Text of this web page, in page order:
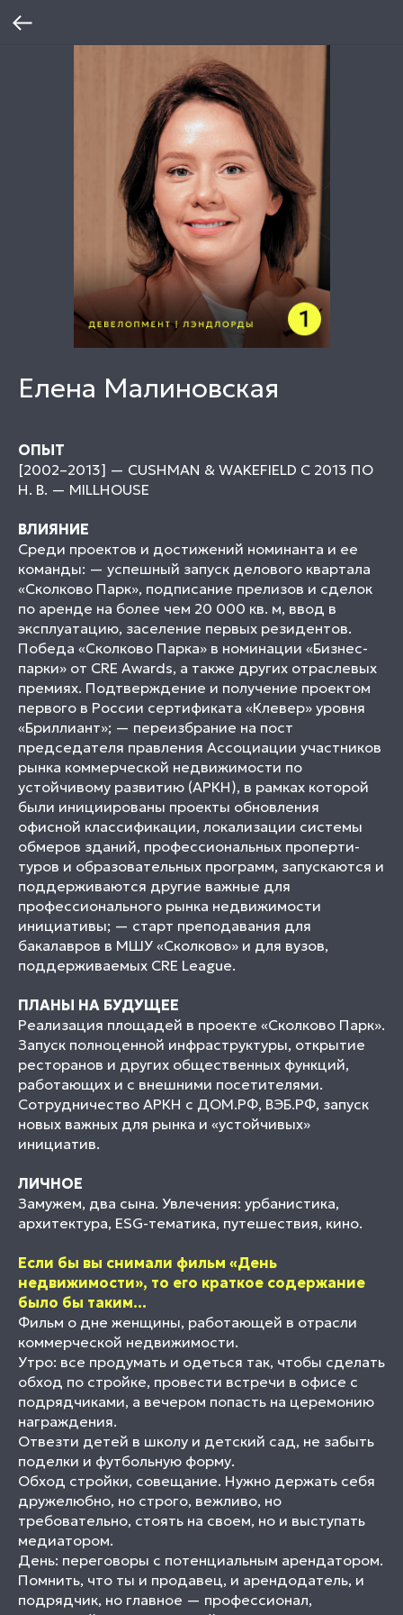
Елена Малиновская
ОПЫТ
[2002–2013] — CUSHMAN & WAKEFIELD С 2013 ПО
Н. В. — MILLHOUSE
ВЛИЯНИЕ
Среди проектов и достижений номинанта и ее
команды: — успешный запуск делового квартала
«Сколково Парк», подписание прелизов и сделок
по аренде на более чем 20 000 кв. м, ввод в
эксплуатацию, заселение первых резидентов.
Победа «Сколково Парка» в номинации «Бизнес-
парки» от CRE Awards, а также других отраслевых
премиях. Подтверждение и получение проектом
первого в России сертификата «Клевер» уровня
«Бриллиант»; — переизбрание на пост
председателя правления Ассоциации участников
рынка коммерческой недвижимости по
устойчивому развитию (АРКН), в рамках которой
были инициированы проекты обновления
офисной классификации, локализации системы
обмеров зданий, профессиональных проперти-
туров и образовательных программ, запускаются и
поддерживаются другие важные для
профессионального рынка недвижимости
инициативы; — старт преподавания для
бакалавров в МШУ «Сколково» и для вузов,
поддерживаемых CRE League.
ПЛАНЫ НА БУДУЩЕЕ
Реализация площадей в проекте «Сколково Парк».
Запуск полноценной инфраструктуры, открытие
ресторанов и других общественных функций,
работающих и с внешними посетителями.
Сотрудничество АРКН с ДОМ.РФ, ВЭБ.РФ, запуск
новых важных для рынка и «устойчивых»
инициатив.
ЛИЧНОЕ
Замужем, два сына. Увлечения: урбанистика,
архитектура, ESG-тематика, путешествия, кино.
Если бы вы снимали фильм «День
недвижимости», то его краткое содержание
было бы таким...
Фильм о дне женщины, работающей в отрасли
коммерческой недвижимости.
Утро: все продумать и одеться так, чтобы сделать
обход по стройке, провести встречи в офисе c
подрядчиками, а вечером попасть на церемонию
награждения.
Отвезти детей в школу и детский сад, не забыть
поделки и футбольную форму.
Обход стройки, совещание. Нужно держать себя
дружелюбно, но строго, вежливо, но
требовательно, стоять на своем, но и выступать
медиатором.
День: переговоры с потенциальным арендатором.
Помнить, что ты и продавец, и арендодатель, и
подрядчик, но главное — профессионал,